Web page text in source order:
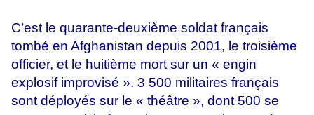
C’est le quarante-deuxième soldat français
tombé en Afghanistan depuis 2001, le troisième
officier, et le huitième mort sur un « engin
explosif improvisé ». 3 500 militaires français
sont déployés sur le « théâtre », dont 500 se